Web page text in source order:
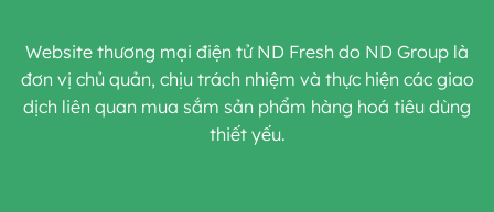
Website thương mại điện tử ND Fresh do ND Group là
đơn vị chủ quản, chịu trách nhiệm và thực hiện các giao
dịch liên quan mua sắm sản phẩm hàng hoá tiêu dùng
thiết yếu.